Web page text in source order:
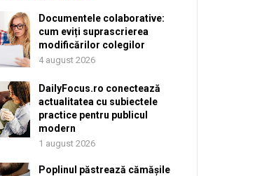
Documentele colaborative:
cum eviți suprascrierea
modificărilor colegilor
4 august 2026
DailyFocus.ro conectează
actualitatea cu subiectele
practice pentru publicul
modern
1 august 2026
Poplinul păstrează cămășile